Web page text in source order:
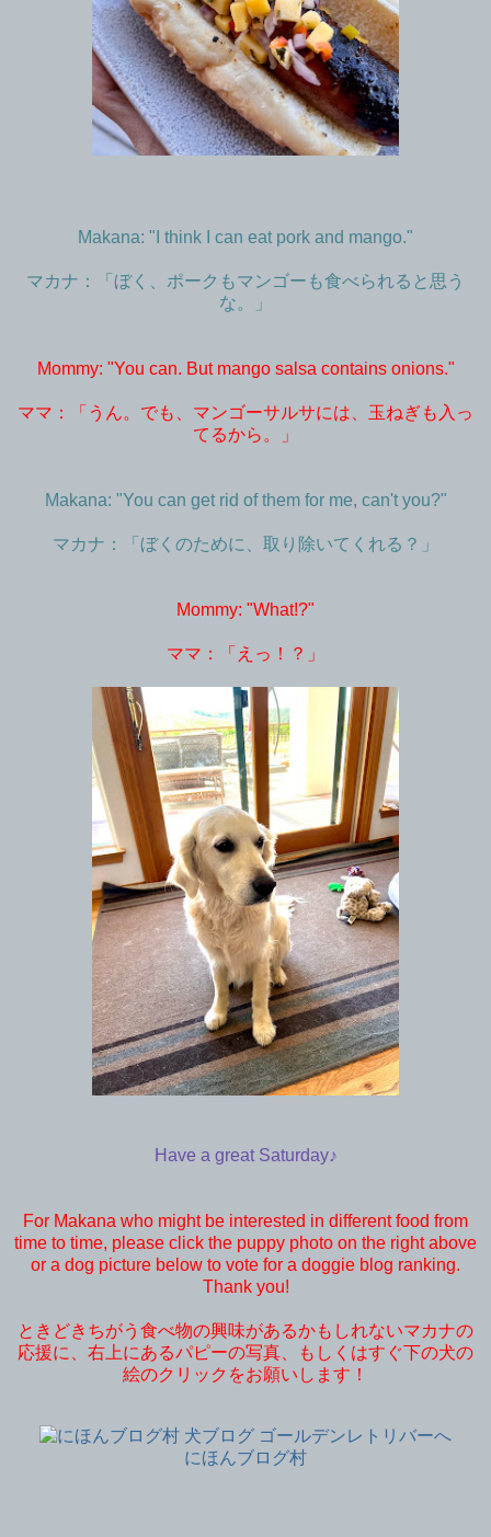
Makana: "I think I can eat pork and mango."
マカナ：「ぼく、ポークもマンゴーも食べられると思う
な。」
Mommy: "You can. But mango salsa contains onions."
ママ：「うん。でも、マンゴーサルサには、玉ねぎも入っ
てるから。」
Makana: "You can get rid of them for me, can't you?"
マカナ：「ぼくのために、取り除いてくれる？」
Mommy: "What!?"
ママ：「えっ！？」
Have a great Saturday♪
For Makana who might be interested in different food from
time to time, please click the puppy photo on the right above
or a dog picture below to vote for a doggie blog ranking.
Thank you!
ときどきちがう食べ物の興味があるかもしれないマカナの
応援に、右上にあるパピーの写真、もしくはすぐ下の犬の
絵のクリックをお願いします！
にほんブログ村